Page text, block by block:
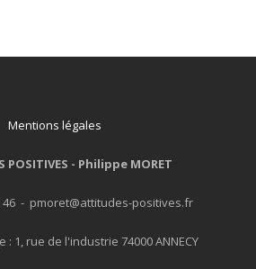
Mentions légales
POSITIVES - Philippe MORET
46 - pmoret@attitudes-positives.fr
: 1, rue de l'industrie 74000 ANNECY